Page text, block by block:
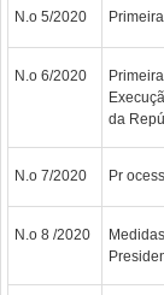
N.o 5/2020
N.o 6/2020
da
N.o 7/2020 Pr
N.o 8 /2020